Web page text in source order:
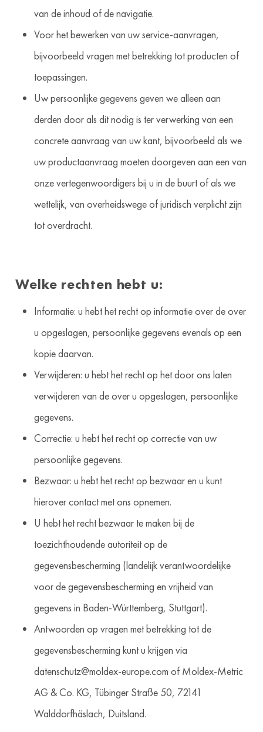
van de inhoud of de navigatie.
Voor het bewerken van uw service-aanvragen,
bijvoorbeeld vragen met betrekking tot producten of
toepassingen.
Uw persoonlijke gegevens geven we alleen aan
derden door als dit nodig is ter verwerking van een
concrete aanvraag van uw kant, bijvoorbeeld als we
uw productaanvraag moeten doorgeven aan een van
onze vertegenwoordigers bij u in de buurt of als we
wettelijk, van overheidswege of juridisch verplicht zijn
tot overdracht.
Welke rechten hebt u:
Informatie: u hebt het recht op informatie over de over
u opgeslagen, persoonlijke gegevens evenals op een
kopie daarvan.
Verwijderen: u hebt het recht op het door ons laten
verwijderen van de over u opgeslagen, persoonlijke
gegevens.
Correctie: u hebt het recht op correctie van uw
persoonlijke gegevens.
Bezwaar: u hebt het recht op bezwaar en u kunt
hierover contact met ons opnemen.
U hebt het recht bezwaar te maken bij de
toezichthoudende autoriteit op de
gegevensbescherming (landelijk verantwoordelijke
voor de gegevensbescherming en vrijheid van
gegevens in Baden-Württemberg, Stuttgart).
Antwoorden op vragen met betrekking tot de
gegevensbescherming kunt u krijgen via
datenschutz@moldex-europe.com of Moldex-Metric
AG & Co. KG, Tübinger Straße 50, 72141
Walddorfhäslach, Duitsland.